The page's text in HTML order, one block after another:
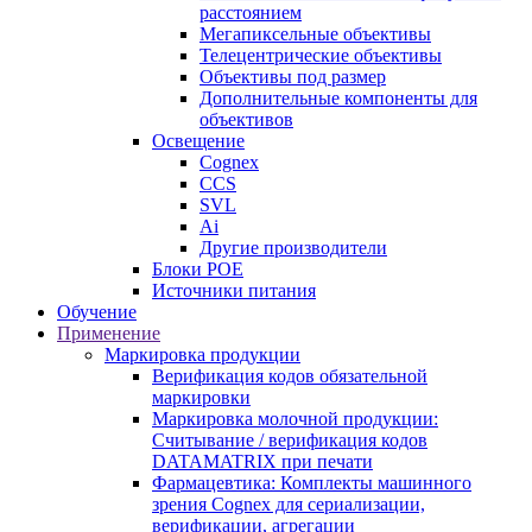
расстоянием
Мегапиксельные объективы
Телецентрические объективы
Объективы под размер
Дополнительные компоненты для
объективов
Освещение
Cognex
CCS
SVL
Ai
Другие производители
Блоки POE
Источники питания
Обучение
Применение
Маркировка продукции
Верификация кодов обязательной
маркировки
Маркировка молочной продукции:
Считывание / верификация кодов
DATAMATRIX при печати
Фармацевтика: Комплекты машинного
зрения Cognex для сериализации,
верификации, агрегации